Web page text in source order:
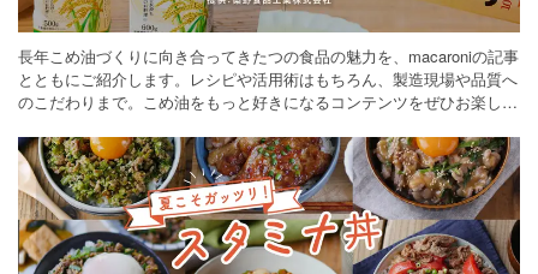
長年こめ油づくりに向き合ってきたつの食品の魅力を、macaroniの記事
とともにご紹介します。レシピや活用術はもちろん、製造現場や品質へ
のこだわりまで。こめ油をもっと好きになるコンテンツをぜひお楽しみ